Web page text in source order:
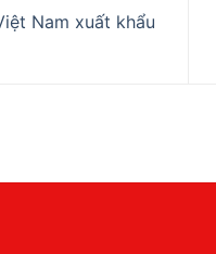
Nam xuất khẩu